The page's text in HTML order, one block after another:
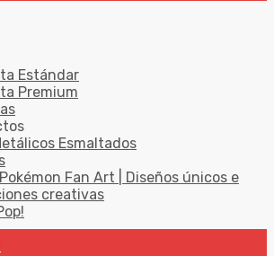
Estándar
Premium
Esmaltados
Fan Art | Diseños únicos e
creativas